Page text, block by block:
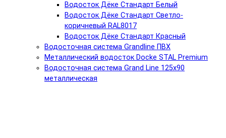
Водосток Дёке Стандарт Белый
Водосток Дёке Стандарт Светло-
коричневый RAL8017
Водосток Дёке Стандарт Красный
Водосточная система Grandline ПВХ
Металлический водосток Docke STAL Premium
Водосточная система Grand Line 125x90
металлическая